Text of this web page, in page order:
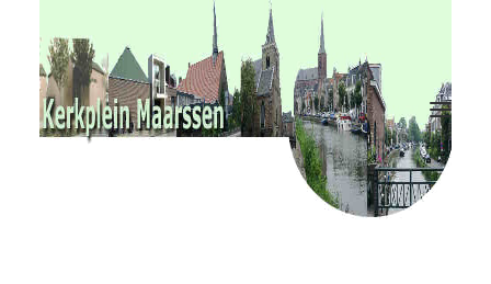
RvKM
Gemeenschappen
Kerkbladen